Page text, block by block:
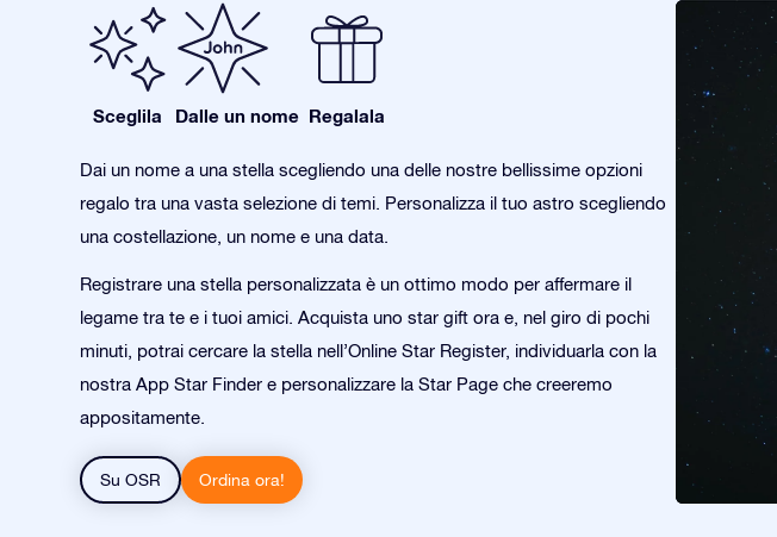
Sceglila Dalle un nome Regalala
Dai un nome a una stella scegliendo una delle nostre bellissime opzioni
regalo tra una vasta selezione di temi. Personalizza il tuo astro scegliendo
una costellazione, un nome e una data.
Registrare una stella personalizzata è un ottimo modo per affermare il
legame tra te e i tuoi amici. Acquista uno star gift ora e, nel giro di pochi
minuti, potrai cercare la stella nell’Online Star Register, individuarla con la
nostra App Star Finder e personalizzare la Star Page che creeremo
appositamente.
Su OSR Ordina ora!